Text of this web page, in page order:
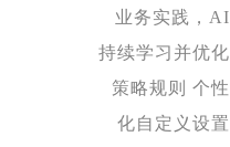
业务实践，AI
持续学习并优化
策略规则 个性
化自定义设置